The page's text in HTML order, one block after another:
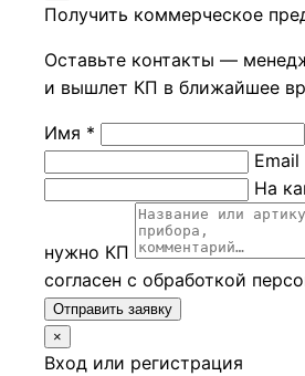
Получить коммерческое
Оставьте контакты —
и вышлет КП в ближайшее
Имя *
Email
На
нужно КП
согласен с обработкой
Отправить заявку
×
Вход или регистрация